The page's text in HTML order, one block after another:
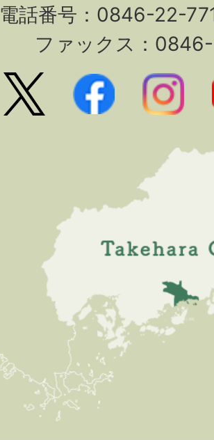
電話番号：0846-22-
ファックス：